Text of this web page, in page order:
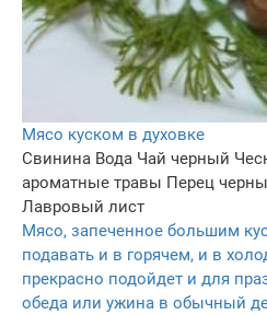
Мясо куском в духовке
Свинина Вода Чай черный
ароматные травы Перец
Лавровый лист
Мясо, запеченное большим
подавать и в горячем, и в
прекрасно подойдет и для
обеда или ужина в обычный